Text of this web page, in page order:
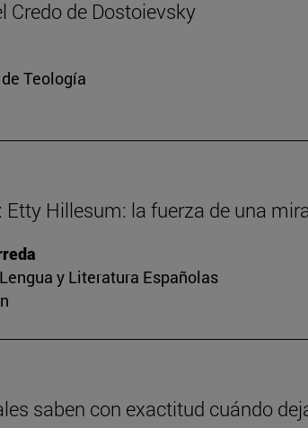
Credo de Dostoievsky
Teología
Etty Hillesum: la fuerza de una
y Literatura Españolas
saben con exactitud cuándo